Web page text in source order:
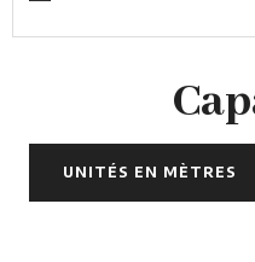
UNITÉS EN MÈTRES